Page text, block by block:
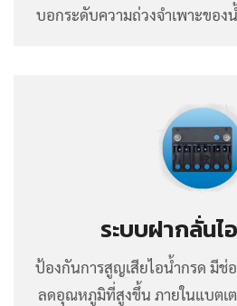
บอกระดับความถ่วงจำเพาะของ
ระบบฝากลั่นไ
ป้องกันการสูญเสียไอน้ำกรด มีช่
ลดอุณหภูมิที่สูงขึ้น ภายในแบตเ